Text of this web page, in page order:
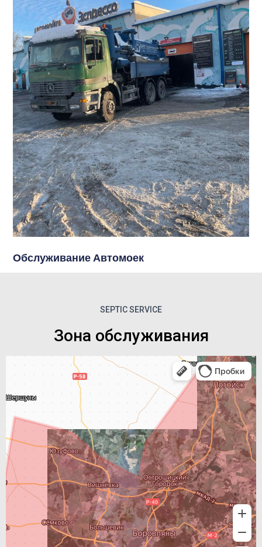
Обслуживание Автомоек
SEPTIC SERVICE
Зона обслуживания